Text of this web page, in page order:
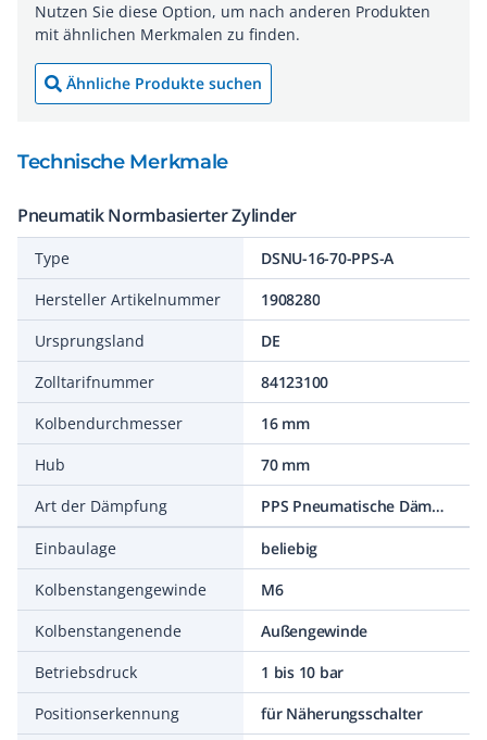
Nutzen Sie diese Option, um nach anderen Produkten
mit ähnlichen Merkmalen zu finden.
Ähnliche Produkte suchen
Technische Merkmale
Pneumatik Normbasierter Zylinder
Type
DSNU-16-70-PPS-A
Hersteller Artikelnummer
1908280
Ursprungsland
DE
Zolltarifnummer
84123100
Kolbendurchmesser
16 mm
Hub
70 mm
Art der Dämpfung
PPS Pneumatische Dämpfung selbsteinstellend
Einbaulage
beliebig
Kolbenstangengewinde
M6
Kolbenstangenende
Außengewinde
Betriebsdruck
1 bis 10 bar
Positionserkennung
für Näherungsschalter